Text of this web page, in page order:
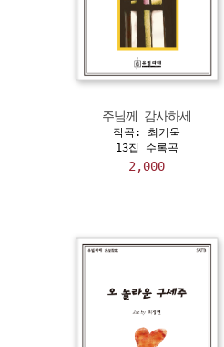
주님께 감사하세
작곡: 최기욱
13집 수록곡
2,000